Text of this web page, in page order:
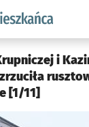
i
[1/11]